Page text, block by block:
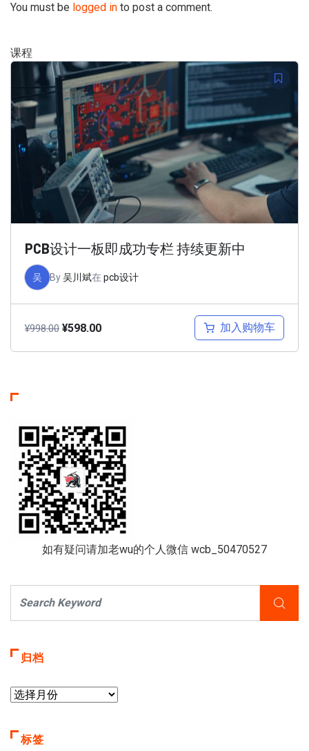
You must be logged in to post a comment.
课程
PCB设计一板即成功专栏 持续更新中
吴 By吴川斌在 pcb设计
¥998.00 ¥598.00 加入购物车
如有疑问请加老wu的个人微信 wcb_50470527
归档
标签